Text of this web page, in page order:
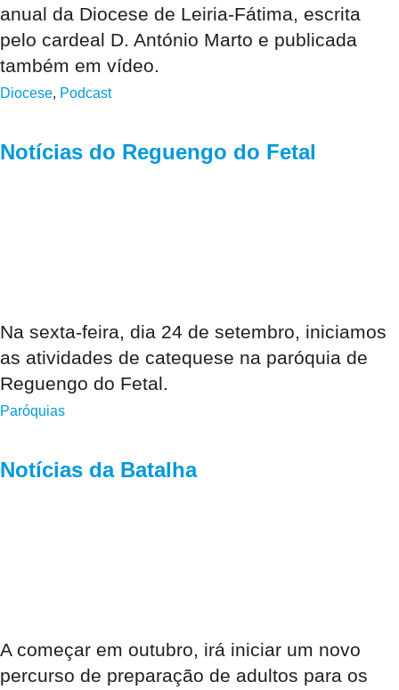
anual da Diocese de Leiria-Fátima, escrita
pelo cardeal D. António Marto e publicada
também em vídeo.
Diocese, Podcast
Notícias do Reguengo do Fetal
Na sexta-feira, dia 24 de setembro, iniciamos
as atividades de catequese na paróquia de
Reguengo do Fetal.
Paróquias
Notícias da Batalha
A começar em outubro, irá iniciar um novo
percurso de preparação de adultos para os